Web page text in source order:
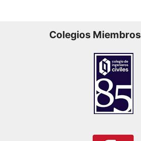
Colegios Miembros